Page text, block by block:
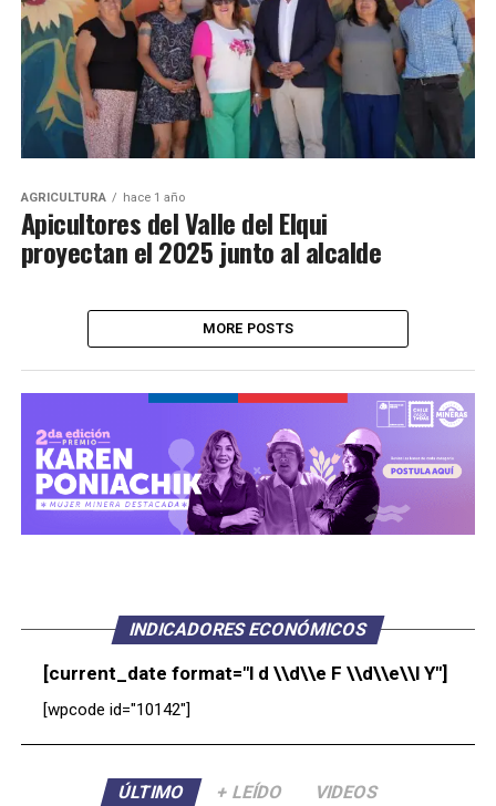
AGRICULTURA hace 1 año
Apicultores del Valle del Elqui
proyectan el 2025 junto al alcalde
MORE POSTS
INDICADORES ECONÓMICOS
[current_date format="l d \\d\\e F \\d\\e\\l Y"]
[wpcode id="10142"]
ÚLTIMO + LEÍDO VIDEOS